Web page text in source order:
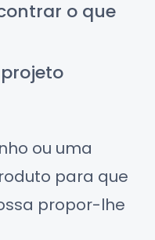
o que
ou uma
para que
propor-lhe